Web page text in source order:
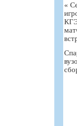
«